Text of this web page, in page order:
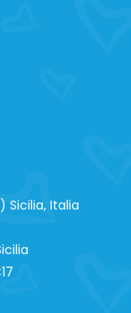
Sicilia, Italia